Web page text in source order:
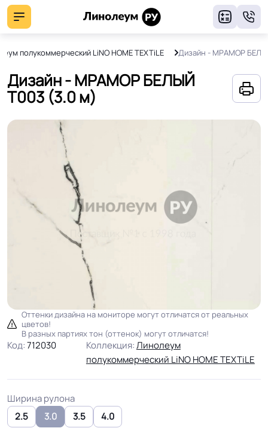
полукоммерческий LiNO HOME TEXTiLE Дизайн - МРАМОР
Дизайн - МРАМОР БЕЛЫЙ
Т003 (3.0 м)
Оттенки дизайна на мониторе могут отличатся от реальных
цветов!
В разных партиях тон (оттенок) могут отличатся!
Код:712030 Коллекция:Линолеум
полукоммерческий LiNO HOME TEXTiLE
Ширина рулона
2.5
3.0 3.5 4.0